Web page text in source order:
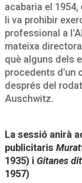
acabaria el
li va prohibir
professional a
mateixa
què alguns dels
procedents d'un
després del
Auschwitz.
La sessió anirà
publicitaris
1935) i Gitanes
1957)